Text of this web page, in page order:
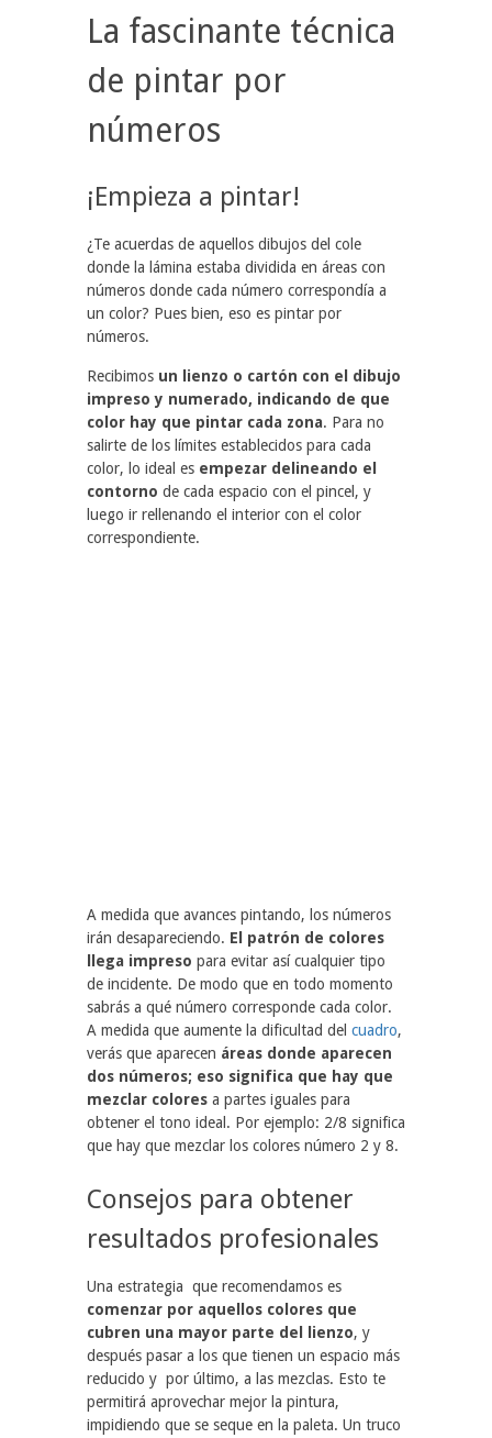
La fascinante técnica
de pintar por
números
¡Empieza a pintar!
¿Te acuerdas de aquellos dibujos del cole
donde la lámina estaba dividida en áreas con
números donde cada número correspondía a
un color? Pues bien, eso es pintar por
números.
Recibimos un lienzo o cartón con el dibujo
impreso y numerado, indicando de que
color hay que pintar cada zona. Para no
salirte de los límites establecidos para cada
color, lo ideal es empezar delineando el
contorno de cada espacio con el pincel, y
luego ir rellenando el interior con el color
correspondiente.
A medida que avances pintando, los números
irán desapareciendo. El patrón de colores
llega impreso para evitar así cualquier tipo
de incidente. De modo que en todo momento
sabrás a qué número corresponde cada color.
A medida que aumente la dificultad del cuadro,
verás que aparecen áreas donde aparecen
dos números; eso significa que hay que
mezclar colores a partes iguales para
obtener el tono ideal. Por ejemplo: 2/8 significa
que hay que mezclar los colores número 2 y 8.
Consejos para obtener
resultados profesionales
Una estrategia que recomendamos es
comenzar por aquellos colores que
cubren una mayor parte del lienzo, y
después pasar a los que tienen un espacio más
reducido y por último, a las mezclas. Esto te
permitirá aprovechar mejor la pintura,
impidiendo que se seque en la paleta. Un truco